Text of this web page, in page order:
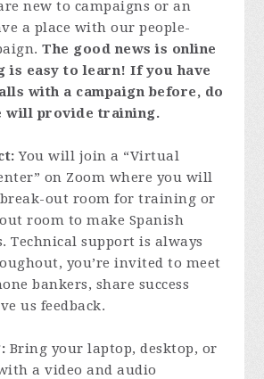
new to campaigns or an
a place with our people-
The good news is online
is easy to learn! If you have
with a campaign before, do
will provide training.
You will join a “Virtual
on Zoom where you will
out room for training or
room to make Spanish
Technical support is always
you’re invited to meet
bankers, share success
us feedback.
Bring your laptop, desktop, or
a video and audio